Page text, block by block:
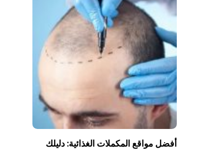
أفضل مواقع المكملات الغذائية: دليلك